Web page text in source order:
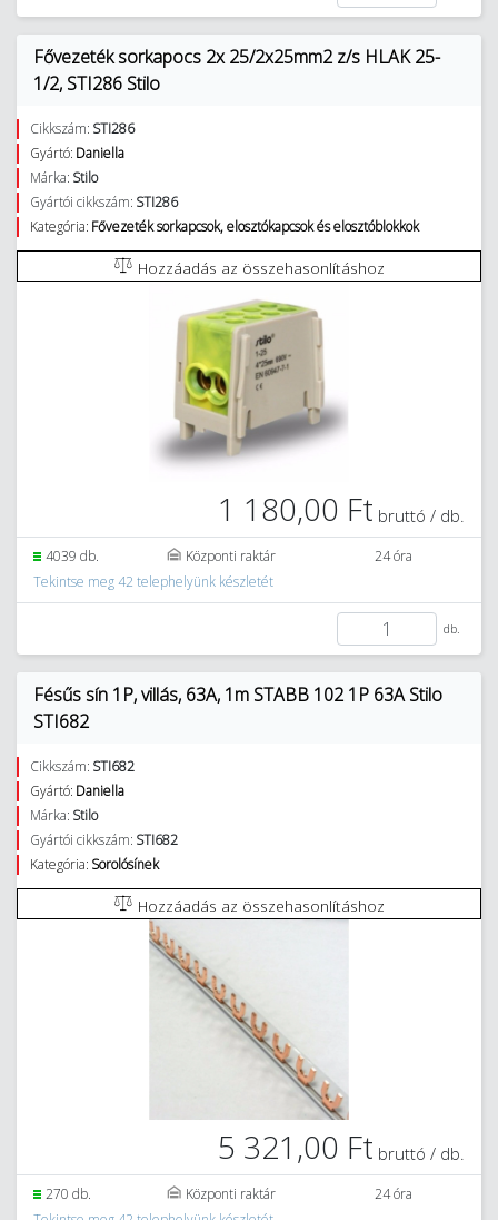
Fővezeték sorkapocs 2x 25/2x25mm2 z/s HLAK 25-
1/2, STI286 Stilo
Cikkszám: STI286
Gyártó: Daniella
Márka: Stilo
Gyártói cikkszám: STI286
Kategória: Fővezeték sorkapcsok, elosztókapcsok és elosztóblokkok
Hozzáadás az összehasonlításhoz
1 180,00 Ft bruttó / db.
4039 db. Központi raktár
24 óra
Tekintse meg 42 telephelyünk készletét
db.
Fésűs sín 1P, villás, 63A, 1m STABB 102 1P 63A Stilo
STI682
Cikkszám: STI682
Gyártó: Daniella
Márka: Stilo
Gyártói cikkszám: STI682
Kategória: Sorolósínek
Hozzáadás az összehasonlításhoz
5 321,00 Ft bruttó / db.
270 db. Központi raktár
24 óra